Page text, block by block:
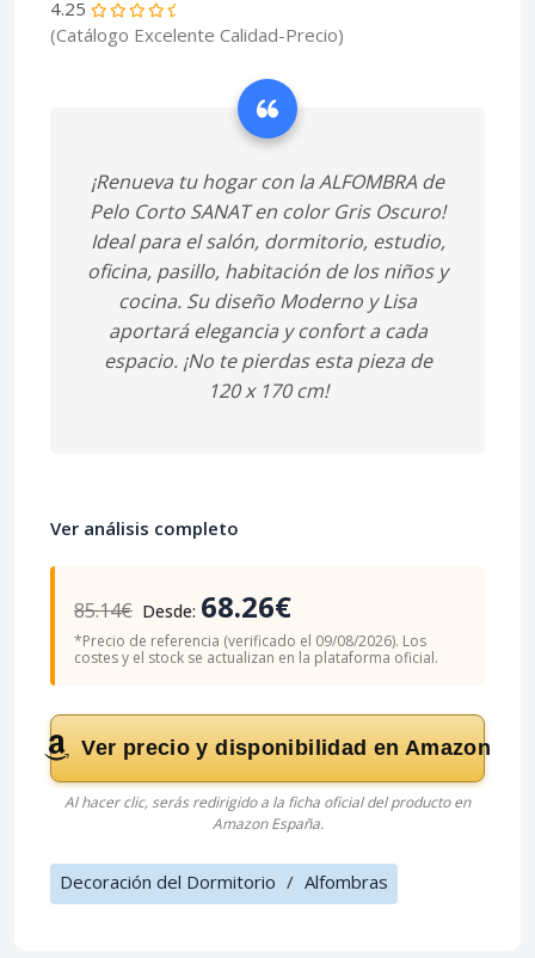
4.25
(Catálogo Excelente Calidad-Precio)
¡Renueva tu hogar con la ALFOMBRA de
Pelo Corto SANAT en color Gris Oscuro!
Ideal para el salón, dormitorio, estudio,
oficina, pasillo, habitación de los niños y
cocina. Su diseño Moderno y Lisa
aportará elegancia y confort a cada
espacio. ¡No te pierdas esta pieza de
120 x 170 cm!
Ver análisis completo
85.14€ Desde: 68.26€
*Precio de referencia (verificado el 09/08/2026). Los
costes y el stock se actualizan en la plataforma oficial.
Ver precio y disponibilidad en Amazon
Al hacer clic, serás redirigido a la ficha oficial del producto en
Amazon España.
Decoración del Dormitorio / Alfombras